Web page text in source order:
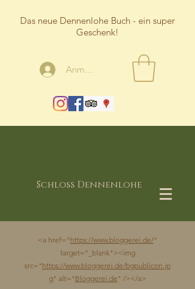
Das neue Dennenlohe Buch - ein super
Geschenk!
Anmelden
Schloss Dennenlohe
<a href="https://www.bloggerei.de/"
target="_blank"><img
src="https://www.bloggerei.de/bgpublicon.jp
g" alt="Bloggerei.de " /></a>